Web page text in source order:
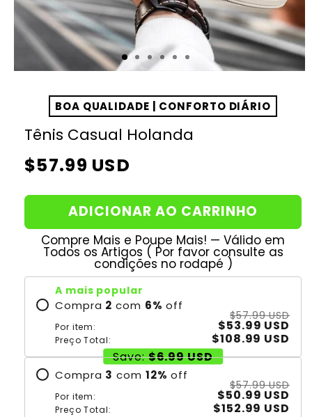
BOA QUALIDADE | CONFORTO DIÁRIO
Tênis Casual Holanda
Preço
$57.99 USD
ADICIONAR AO CARRINHO
Compre Mais e Poupe Mais! — Válido em
Todos os Artigos ( Por favor consulte as
condições no rodapé )
A mais popular
Compra 2 com 6% off
Por item:
$57.99 USD
$53.99 USD
Preço Total:
$108.99 USD
Save: $6.99 USD
Compra 3 com 12% off
Por item:
$57.99 USD
$50.99 USD
Preço Total:
$152.99 USD